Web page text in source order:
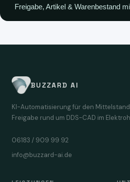
Freigabe, Artikel & Warenbestand
BUZZARD AI
KI-Automatisierung für den
Freigabe rund um DDS-CAD im
06183 / 909 99 92
info@buzzard-ai.de